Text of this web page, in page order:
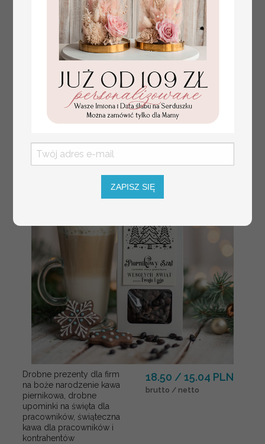
kartki świąteczne dla firm
Drewniana bombka zawieszka
na choinke z Logo firmy
świateczna kartka firmowa
8.20 / 6.67 PLN
brutto / netto
Drobne prezenty dla firm
na boże narodzenie kawa
piernikowa, drobne
upominki na święta dla
pracowników, świąteczna
kawa dla pracowników i
kontrahentów
18.50 / 15.04 PLN
brutto / netto
ZAPISZ SIĘ